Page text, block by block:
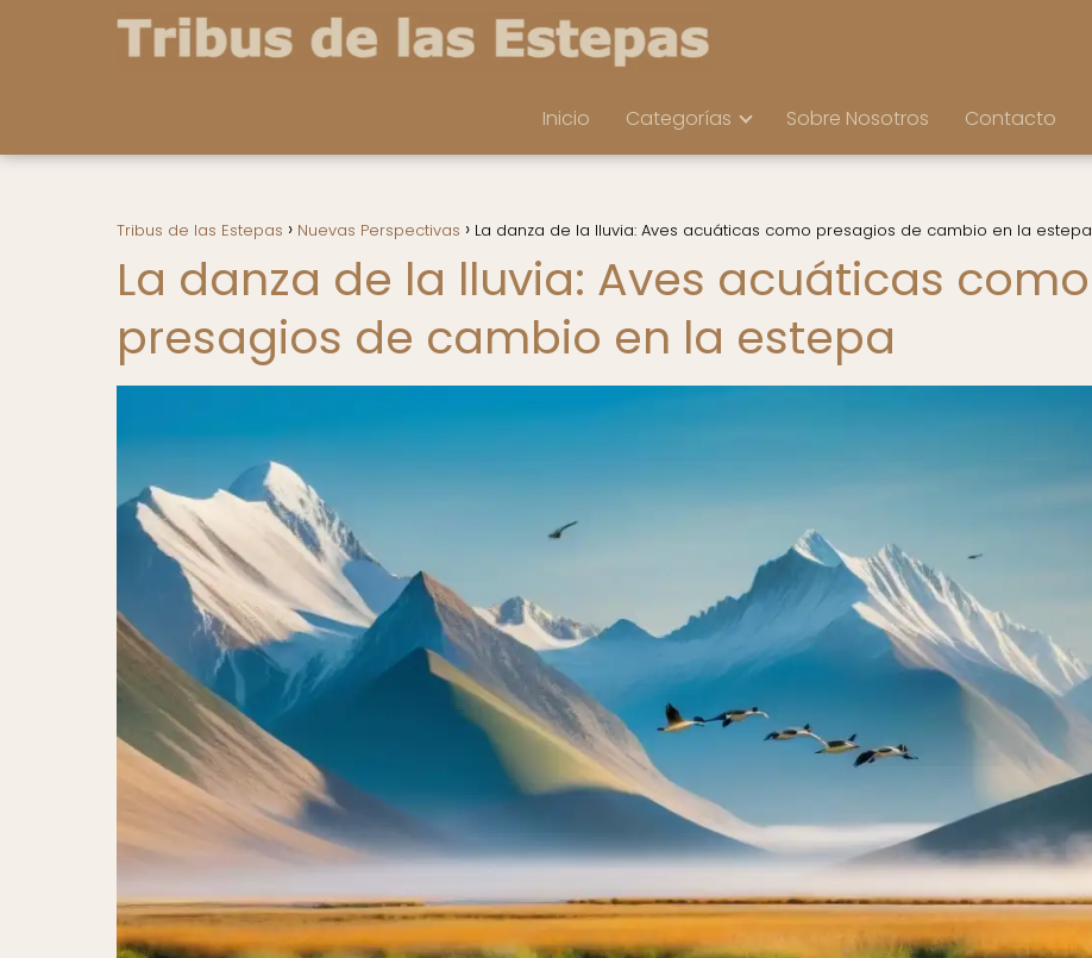
Inicio Categorías Sobre Nosotros Contacto
Tribus de las Estepas Nuevas Perspectivas La danza de la lluvia: Aves acuáticas como presagios de cambio en la estepa
La danza de la lluvia: Aves acuáticas como
presagios de cambio en la estepa